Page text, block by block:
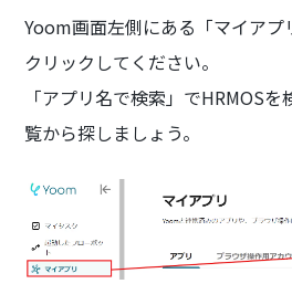
Yoom画面左側にある「マイア
クリックしてください。
「アプリ名で検索」でHRMOS
覧から探しましょう。